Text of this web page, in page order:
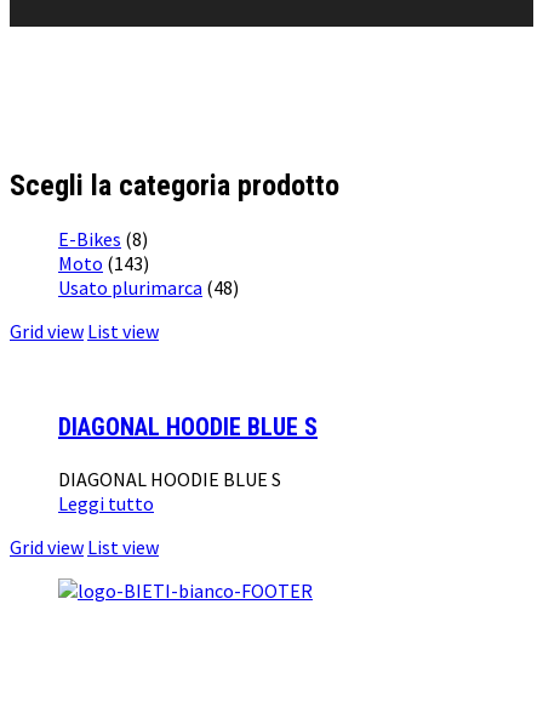
Scegli la categoria prodotto
E-Bikes (8)
Moto (143)
Usato plurimarca (48)
Grid view List view
DIAGONAL HOODIE BLUE S
DIAGONAL HOODIE BLUE S
Leggi tutto
Grid view List view